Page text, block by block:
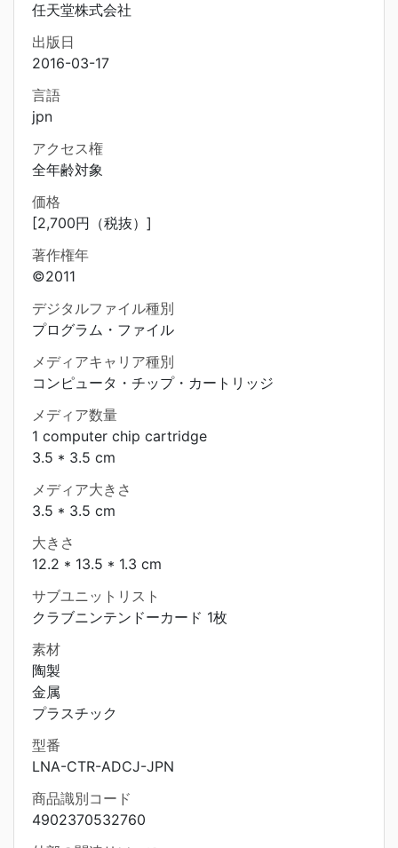
任天堂株式会社
出版日
2016-03-17
言語
jpn
アクセス権
全年齢対象
価格
[2,700円（税抜）]
著作権年
©2011
デジタルファイル種別
プログラム・ファイル
メディアキャリア種別
コンピュータ・チップ・カートリッジ
メディア数量
1 computer chip cartridge
3.5 * 3.5 cm
メディア大きさ
3.5 * 3.5 cm
大きさ
12.2 * 13.5 * 1.3 cm
サブユニットリスト
クラブニンテンドーカード 1枚
素材
陶製
金属
プラスチック
型番
LNA-CTR-ADCJ-JPN
商品識別コード
4902370532760